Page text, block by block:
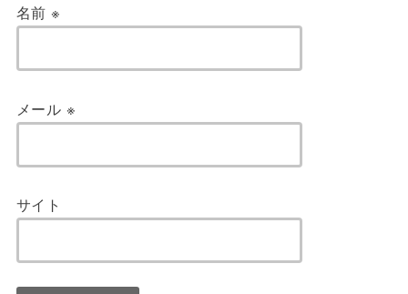
名前※
メール ※
サイト